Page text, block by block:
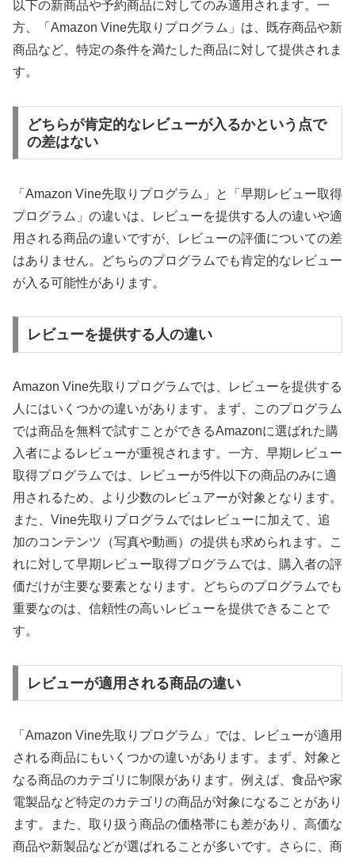
以下の新商品や予約商品に対してのみ適用されます。一
方、「Amazon Vine先取りプログラム」は、既存商品や新
商品など、特定の条件を満たした商品に対して提供されま
す。
どちらが肯定的なレビューが入るかという点で
の差はない
「Amazon Vine先取りプログラム」と「早期レビュー取得
プログラム」の違いは、レビューを提供する人の違いや適
用される商品の違いですが、レビューの評価についての差
はありません。どちらのプログラムでも肯定的なレビュー
が入る可能性があります。
レビューを提供する人の違い
Amazon Vine先取りプログラムでは、レビューを提供する
人にはいくつかの違いがあります。まず、このプログラム
では商品を無料で試すことができるAmazonに選ばれた購
入者によるレビューが重視されます。一方、早期レビュー
取得プログラムでは、レビューが5件以下の商品のみに適
用されるため、より少数のレビュアーが対象となります。
また、Vine先取りプログラムではレビューに加えて、追
加のコンテンツ（写真や動画）の提供も求められます。こ
れに対して早期レビュー取得プログラムでは、購入者の評
価だけが主要な要素となります。どちらのプログラムでも
重要なのは、信頼性の高いレビューを提供できることで
す。
レビューが適用される商品の違い
「Amazon Vine先取りプログラム」では、レビューが適用
される商品にもいくつかの違いがあります。まず、対象と
なる商品のカテゴリに制限があります。例えば、食品や家
電製品など特定のカテゴリの商品が対象になることがあり
ます。また、取り扱う商品の価格帯にも差があり、高価な
商品や新製品などが選ばれることが多いです。さらに、商